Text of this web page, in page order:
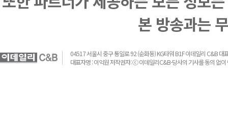
본 방송과는
04517 서울시 중구 통일로 92 (순화동) KG타워 B1F 이데일리 C&B
대표자명 : 이익원 저작권자: ⓒ 이데일리C&B-당사의 기사를 동의 없